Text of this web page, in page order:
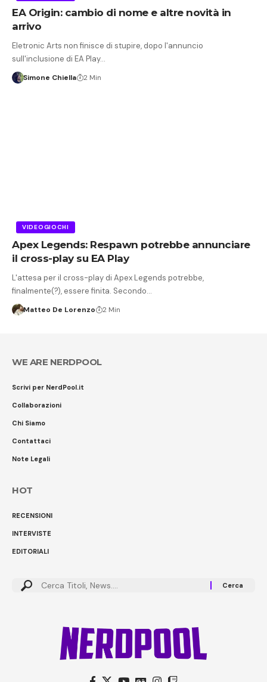
EA Origin: cambio di nome e altre novità in
arrivo
Eletronic Arts non finisce di stupire, dopo l'annuncio
sull'inclusione di EA Play…
Simone Chiella 2 Min
VIDEOGIOCHI
Apex Legends: Respawn potrebbe annunciare
il cross-play su EA Play
L'attesa per il cross-play di Apex Legends potrebbe,
finalmente(?), essere finita. Secondo…
Matteo De Lorenzo 2 Min
WE ARE NERDPOOL
Scrivi per NerdPool.it
Collaborazioni
Chi Siamo
Contattaci
Note Legali
HOT
RECENSIONI
INTERVISTE
EDITORIALI
Cerca: